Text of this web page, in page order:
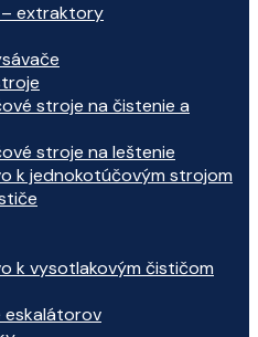
extraktory
stroje na čistenie a
stroje na leštenie
k jednokotúčovým strojom
k vysotlakovým čističom
eskalátorov